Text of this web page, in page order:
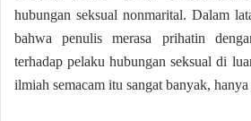
hubungan seksual nonmarital. Dalam
bahwa penulis merasa prihatin
terhadap pelaku hubungan seksual di
ilmiah semacam itu sangat banyak,